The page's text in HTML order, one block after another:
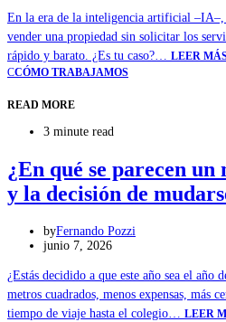
En la era de la inteligencia artificial –IA–,
vender una propiedad sin solicitar los
rápido y barato. ¿Es tu caso?… LEER
CCÓMO TRABAJAMOS
READ MORE
3 minute read
¿En qué se parecen
y la decisión de
byFernando Pozzi
junio 7, 2026
¿Estás decidido a que este año sea el año
metros cuadrados, menos expensas, más
tiempo de viaje hasta el colegio… LEER